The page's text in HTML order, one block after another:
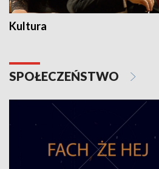
Kultura
SPOŁECZEŃSTWO